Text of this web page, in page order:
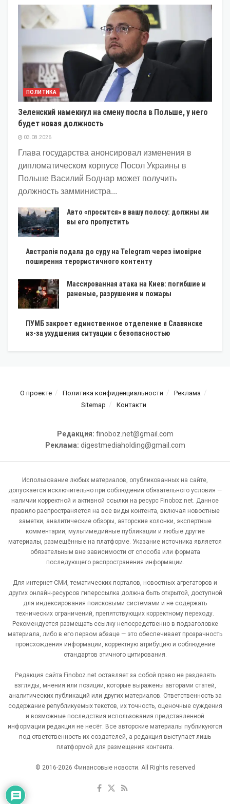
ПОЛИТИКА
Зеленский намекнул на смену посла в Польше, у него
будет новая должность
03.08.2026
Глава государства анонсировал изменения в
дипломатическом корпусе Посол Украины в
Польше Василий Боднар может получить
должность замминистра...
Авто «просится» в вашу полосу: должны ли
вы его пропустить
Австралія подала до суду на Telegram через імовірне
поширення терористичного контенту
Массированная атака на Киев: погибшие и
раненые, разрушения и пожары
ПУМБ закроет единственное отделение в Славянске
из-за ухудшения ситуации с безопасностью
О проекте Политика конфиденциальности
Реклама
Sitemap
Контакти
Редакция: finoboz.net@gmail.com
Реклама: digestmediaholding@gmail.com
Использование любых материалов, опубликованных на сайте,
допускается исключительно при соблюдении обязательного условия —
наличии корректной и активной ссылки на ресурс Finoboz.net. Данное
правило распространяется на все виды контента, включая новостные
заметки, аналитические обзоры, авторские колонки, экспертные
комментарии, мультимедийные публикации и любые другие
материалы, размещённые на платформе. Указание источника является
обязательным вне зависимости от способа или формата
последующего распространения информации.
Для интернет-СМИ, тематических порталов, новостных агрегаторов и
других онлайн-ресурсов гиперссылка должна быть открытой, доступной
для индексирования поисковыми системами и не содержать
технических ограничений, препятствующих корректному переходу.
Рекомендуется размещать ссылку непосредственно в подзаголовке
материала, либо в его первом абзаце — это обеспечивает прозрачность
происхождения информации, корректную атрибуцию и соблюдение
стандартов этичного цитирования.
Редакция сайта Finoboz.net оставляет за собой право не разделять
взгляды, мнения или позиции, которые выражены авторами статей,
аналитических публикаций или других материалов. Ответственность за
содержание републикуемых текстов, их точность, оценочные суждения
и возможные последствия использования представленной
информации редакция не несёт. Все авторские материалы публикуются
под ответственность их создателей, а редакция выступает лишь
платформой для размещения контента.
© 2016-2026 Финансовые новости. All Rights reserved